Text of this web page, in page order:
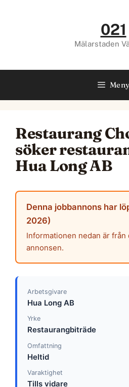
021
Mälarstaden
Meny
Restaurang
söker
Hua Long AB
Denna jobbannons har
2026)
Informationen nedan är
annonsen.
Arbetsgivare
Hua Long AB
Yrke
Restaurangbiträde
Omfattning
Heltid
Varaktighet
Tills vidare